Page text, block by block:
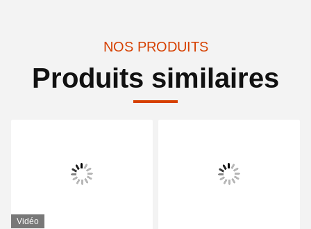
NOS PRODUITS
Produits similaires
Vidéo